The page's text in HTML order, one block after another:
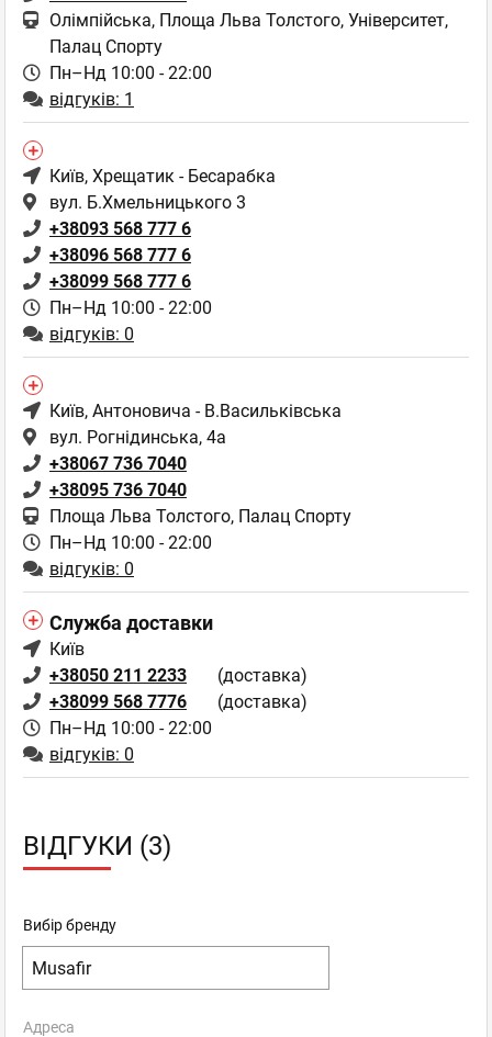
Олімпійська, Площа Льва Толстого, Університет,
Палац Спорту
Пн–Нд 10:00 - 22:00
відгуків: 1
Київ, Хрещатик - Бесарабка
вул. Б.Хмельницького 3
+38093 568 777 6
+38096 568 777 6
+38099 568 777 6
Пн–Нд 10:00 - 22:00
відгуків: 0
Київ, Антоновича - В.Васильківська
вул. Рогнідинська, 4а
+38067 736 7040
+38095 736 7040
Площа Льва Толстого, Палац Спорту
Пн–Нд 10:00 - 22:00
відгуків: 0
Служба доставки
Київ
+38050 211 2233
(доставка)
+38099 568 7776
(доставка)
Пн–Нд 10:00 - 22:00
відгуків: 0
ВІДГУКИ (3)
Вибір бренду
Адреса